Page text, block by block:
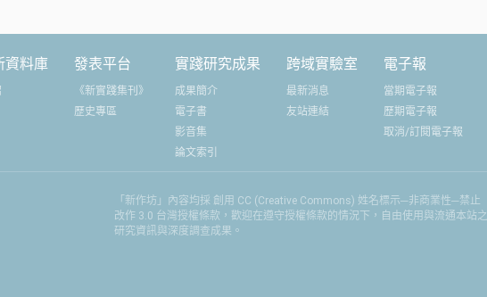
資料庫 發表平台
《新實踐集刊》
歷史專區
實踐研究成果
成果簡介
電子書
影音集
論文索引
跨域實驗室
最新消息
友站連結
電子報
當期電子報
歷期電子報
取消/訂閱電子報
「新作坊」內容均採 創用 CC (Creative Commons) 姓名標示─非商業性─禁止
改作 3.0 台灣授權條款，歡迎在遵守授權條款的情況下，自由使用與流通本站之
研究資訊與深度調查成果。